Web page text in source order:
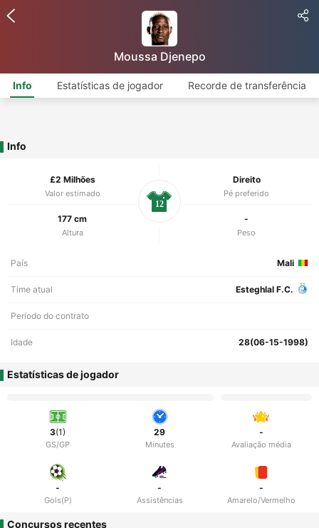
Moussa Djenepo
Info Estatísticas de jogador Recorde de transferência
Info
£2 Milhões
Valor estimado
Direito
Pé preferido
177 cm
Altura
-
Peso
12
País Mali
Time atual Esteghlal F.C.
Período do contrato
Idade 28(06-15-1998)
Estatísticas de jogador
3(1)
GS/GP
29
Minutes
-
Avaliação média
-
Gols(P)
-
Assistências
-
Amarelo/Vermelho
Concursos recentes